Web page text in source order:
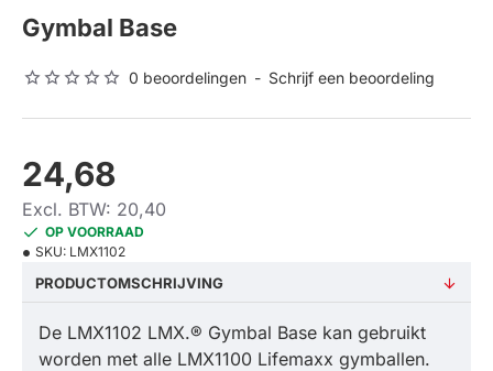
Gymbal Base
0 beoordelingen - Schrijf een beoordeling
24,68
Excl. BTW: 20,40
OP VOORRAAD
SKU: LMX1102
PRODUCTOMSCHRIJVING
De LMX1102 LMX.® Gymbal Base kan gebruikt
worden met alle LMX1100 Lifemaxx gymballen.